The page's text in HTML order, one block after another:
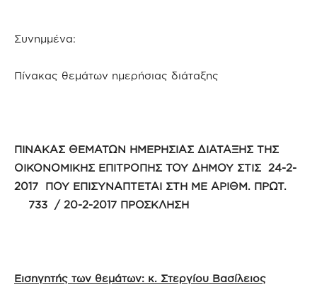
Συνημμένα:
Πίνακας θεμάτων ημερήσιας διάταξης
ΠΙΝΑΚΑΣ ΘΕΜΑΤΩΝ ΗΜΕΡΗΣΙΑΣ ΔΙΑΤΑΞΗΣ ΤΗΣ
ΟΙΚΟΝΟΜΙΚΗΣ ΕΠΙΤΡΟΠΗΣ ΤΟΥ ΔΗΜΟΥ ΣΤΙΣ 24-2-
2017 ΠΟΥ ΕΠΙΣΥΝΑΠΤΕΤΑΙ ΣΤΗ ΜΕ ΑΡΙΘΜ. ΠΡΩΤ.
733 / 20-2-2017 ΠΡΟΣΚΛΗΣΗ
Εισηγητής των θεμάτων: κ. Στεργίου Βασίλειος